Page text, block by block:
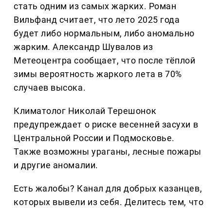
стать одним из самых жарких. Роман
Вильфанд считает, что лето 2025 года
будет либо нормальным, либо аномально
жарким. Александр Шувалов из
Метеоцентра сообщает, что после тёплой
зимы вероятность жаркого лета в 70%
случаев высока.
Климатолог Николай Терешонок
предупреждает о риске весенней засухи в
Центральной России и Подмосковье.
Также возможны ураганы, лесные пожары
и другие аномалии.
Есть жалобы? Канал для добрых казанцев,
которых вывели из себя. Делитеcь тем, что